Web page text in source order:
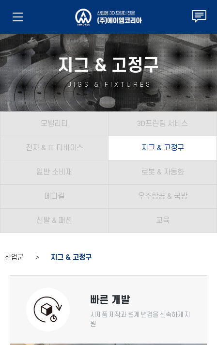
지그 & 고정구
JIGS & FIXTURES
모빌리티 3D프린팅 서비스
전자 & IT 디바이스 지그 & 고정구
일반 소비재 로봇 & 자동화
메디컬 우주항공 & 국방
신발 & 패션 교육
산업군 > 지그 & 고정구
빠른 개발
시제품 제작과 설계 변경을 신속하게 지
원